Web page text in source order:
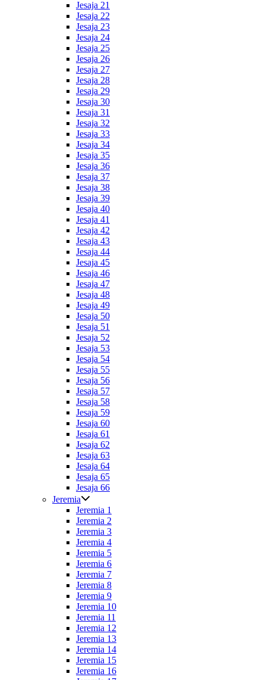
Jesaja 21
Jesaja 22
Jesaja 23
Jesaja 24
Jesaja 25
Jesaja 26
Jesaja 27
Jesaja 28
Jesaja 29
Jesaja 30
Jesaja 31
Jesaja 32
Jesaja 33
Jesaja 34
Jesaja 35
Jesaja 36
Jesaja 37
Jesaja 38
Jesaja 39
Jesaja 40
Jesaja 41
Jesaja 42
Jesaja 43
Jesaja 44
Jesaja 45
Jesaja 46
Jesaja 47
Jesaja 48
Jesaja 49
Jesaja 50
Jesaja 51
Jesaja 52
Jesaja 53
Jesaja 54
Jesaja 55
Jesaja 56
Jesaja 57
Jesaja 58
Jesaja 59
Jesaja 60
Jesaja 61
Jesaja 62
Jesaja 63
Jesaja 64
Jesaja 65
Jesaja 66
Jeremia
Jeremia 1
Jeremia 2
Jeremia 3
Jeremia 4
Jeremia 5
Jeremia 6
Jeremia 7
Jeremia 8
Jeremia 9
Jeremia 10
Jeremia 11
Jeremia 12
Jeremia 13
Jeremia 14
Jeremia 15
Jeremia 16